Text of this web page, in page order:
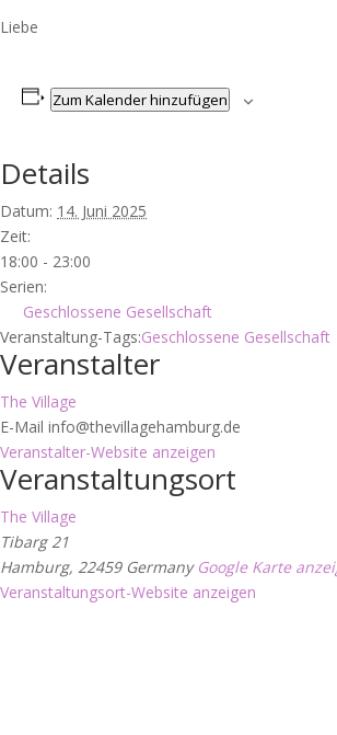
Liebe
Zum Kalender hinzufügen
Details
Datum: 14. Juni 2025
Zeit:
18:00 - 23:00
Serien:
Geschlossene Gesellschaft
Veranstaltung-Tags:Geschlossene Gesellschaft
Veranstalter
The Village
E-Mail info@thevillagehamburg.de
Veranstalter-Website anzeigen
Veranstaltungsort
The Village
Tibarg 21
Hamburg, 22459 Germany Google Karte
Veranstaltungsort-Website anzeigen